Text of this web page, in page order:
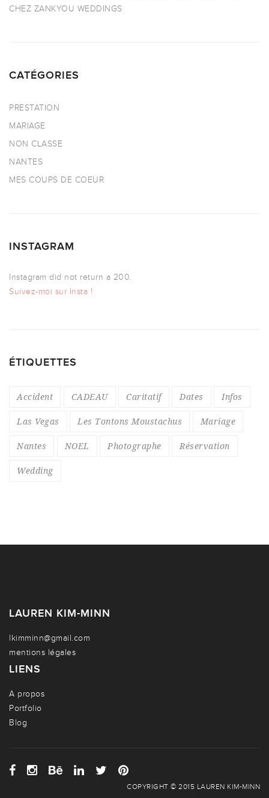
CHEZ ZANKYOU WEDDINGS
CATÉGORIES
PRESTATION
MARIAGE
NON CLASSE
NANTES
MES COUPS DE COEUR
INSTAGRAM
Instagram did not return a 200.
Suivez-moi sur Insta !
ÉTIQUETTES
Accident CADEAU Caritatif Dates Infos
Las Vegas Les Tontons Moustachus Mariage
Nantes NOEL Photographe Réservation
Wedding
LAUREN KIM-MINN
lkimminn@gmail.com
mentions légales
LIENS
A propos
Portfolio
Blog
COPYRIGHT © 2015 LAUREN KIM-MINN